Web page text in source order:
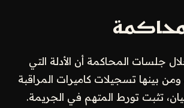
خلال جلسات المحاكمة أن الأدلة التي
بينها تسجيلات كاميرات المراقبة
تثبت تورط المتهم في الجريمة.